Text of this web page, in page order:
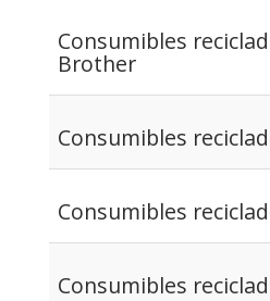
Consumibles
Brother
Consumibles
Consumibles
Consumibles